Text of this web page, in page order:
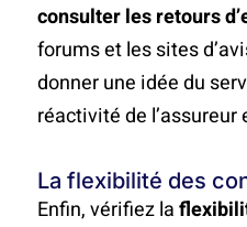
consulter les retours
forums et les sites
donner une idée du
réactivité de
La flexibilité des
Enfin, vérifiez la